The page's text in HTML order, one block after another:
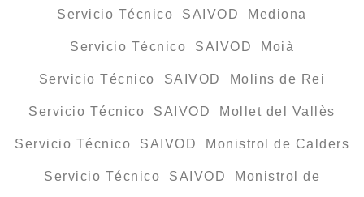
Servicio Técnico SAIVOD Mediona
Servicio Técnico SAIVOD Moià
Servicio Técnico SAIVOD Molins de Rei
Servicio Técnico SAIVOD Mollet del Vallès
Servicio Técnico SAIVOD Monistrol de Calders
Servicio Técnico SAIVOD Monistrol de